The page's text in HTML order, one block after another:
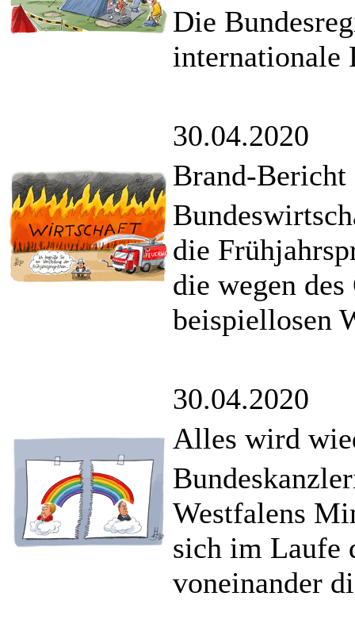
Die
internationale
30.04.2020
Brand-Bericht
die
die wegen
beispiellosen
30.04.2020
Alles wird
Westfalens
sich im Laufe
voneinander